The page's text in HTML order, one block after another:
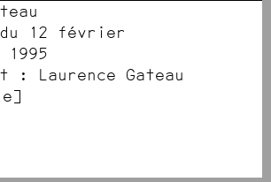
12 février
: Laurence Gateau